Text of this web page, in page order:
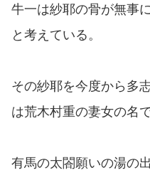
牛一は紗耶の骨が無事
と考えている。
その紗耶を今度から多
は荒木村重の妻女の名で
有馬の太閤願いの湯の